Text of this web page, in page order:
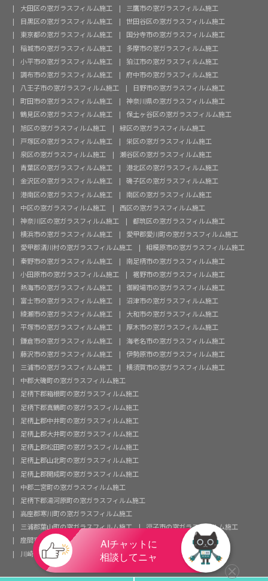
大田区の窓ガラスフィルム施工
三鷹市の窓ガラスフィルム施工
目黒区の窓ガラスフィルム施工
世田谷区の窓ガラスフィルム施工
東京都の窓ガラスフィルム施工
国分寺市の窓ガラスフィルム施工
稲城市の窓ガラスフィルム施工
多摩市の窓ガラスフィルム施工
小平市の窓ガラスフィルム施工
狛江市の窓ガラスフィルム施工
調布市の窓ガラスフィルム施工
府中市の窓ガラスフィルム施工
八王子市の窓ガラスフィルム施工
日野市の窓ガラスフィルム施工
町田市の窓ガラスフィルム施工
神奈川県の窓ガラスフィルム施工
鶴見区の窓ガラスフィルム施工
保土ヶ谷区の窓ガラスフィルム施工
旭区の窓ガラスフィルム施工
緑区の窓ガラスフィルム施工
戸塚区の窓ガラスフィルム施工
栄区の窓ガラスフィルム施工
泉区の窓ガラスフィルム施工
瀬谷区の窓ガラスフィルム施工
青葉区の窓ガラスフィルム施工
港北区の窓ガラスフィルム施工
金沢区の窓ガラスフィルム施工
磯子区の窓ガラスフィルム施工
港南区の窓ガラスフィルム施工
南区の窓ガラスフィルム施工
中区の窓ガラスフィルム施工
西区の窓ガラスフィルム施工
神奈川区の窓ガラスフィルム施工
都筑区の窓ガラスフィルム施工
横浜市の窓ガラスフィルム施工
愛甲郡愛川町の窓ガラスフィルム施工
愛甲郡清川村の窓ガラスフィルム施工
相模原市の窓ガラスフィルム施工
秦野市の窓ガラスフィルム施工
南足柄市の窓ガラスフィルム施工
小田原市の窓ガラスフィルム施工
裾野市の窓ガラスフィルム施工
熱海市の窓ガラスフィルム施工
御殿場市の窓ガラスフィルム施工
富士市の窓ガラスフィルム施工
沼津市の窓ガラスフィルム施工
綾瀬市の窓ガラスフィルム施工
大和市の窓ガラスフィルム施工
平塚市の窓ガラスフィルム施工
厚木市の窓ガラスフィルム施工
鎌倉市の窓ガラスフィルム施工
海老名市の窓ガラスフィルム施工
藤沢市の窓ガラスフィルム施工
伊勢原市の窓ガラスフィルム施工
三浦市の窓ガラスフィルム施工
横須賀市の窓ガラスフィルム施工
中郡大磯町の窓ガラスフィルム施工
足柄下郡箱根町の窓ガラスフィルム施工
足柄下郡真鶴町の窓ガラスフィルム施工
足柄上郡中井町の窓ガラスフィルム施工
足柄上郡大井町の窓ガラスフィルム施工
足柄上郡松田町の窓ガラスフィルム施工
足柄上郡山北町の窓ガラスフィルム施工
足柄上郡開成町の窓ガラスフィルム施工
中郡二宮町の窓ガラスフィルム施工
足柄下郡湯河原町の窓ガラスフィルム施工
高座郡寒川町の窓ガラスフィルム施工
三浦郡葉山町の窓ガラスフィルム施工
逗子市の窓ガラスフィルム施工
座間市の窓ガラスフィルム施工
茅ヶ崎市の窓ガラスフィルム施工
川崎市の窓ガラスフィルム施工